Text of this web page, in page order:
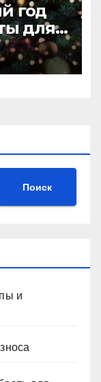
год
для
Поиск
и